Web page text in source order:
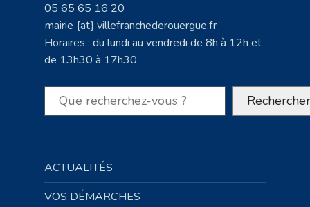
05 65 65 16 20
mairie {at} villefranchederouergue.fr
Horaires : du lundi au vendredi de 8h à 12h et
de 13h30 à 17h30
Rechercher Rechercher
ACTUALITÉS
VOS DÉMARCHES